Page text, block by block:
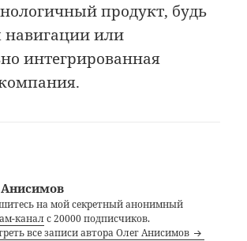
продукт, будь
навигации или
интегрированная
на мой секретный анонимный
каналс 20000 подписчиков.
все записи автора Олег Анисимов